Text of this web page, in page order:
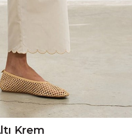
Krem